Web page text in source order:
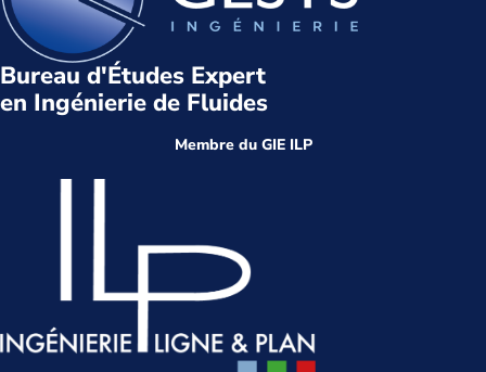
Bureau d'Études Expert
en Ingénierie de Fluides
Membre du GIE ILP